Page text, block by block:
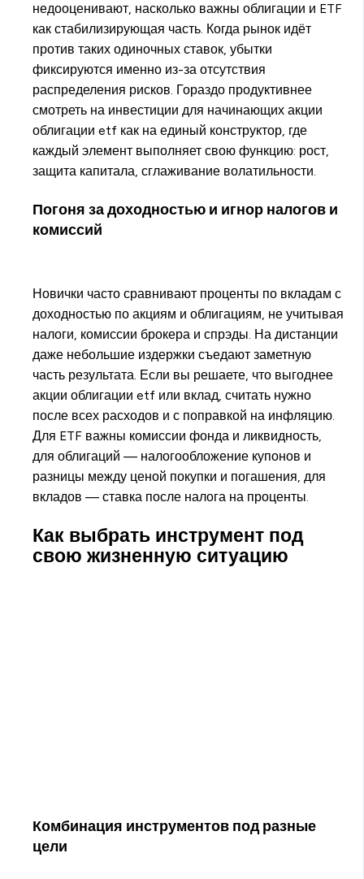
недооценивают, насколько важны облигации и ETF
как стабилизирующая часть. Когда рынок идёт
против таких одиночных ставок, убытки
фиксируются именно из-за отсутствия
распределения рисков. Гораздо продуктивнее
смотреть на инвестиции для начинающих акции
облигации etf как на единый конструктор, где
каждый элемент выполняет свою функцию: рост,
защита капитала, сглаживание волатильности.
Погоня за доходностью и игнор налогов и
комиссий
Новички часто сравнивают проценты по вкладам с
доходностью по акциям и облигациям, не учитывая
налоги, комиссии брокера и спрэды. На дистанции
даже небольшие издержки съедают заметную
часть результата. Если вы решаете, что выгоднее
акции облигации etf или вклад, считать нужно
после всех расходов и с поправкой на инфляцию.
Для ETF важны комиссии фонда и ликвидность,
для облигаций — налогообложение купонов и
разницы между ценой покупки и погашения, для
вкладов — ставка после налога на проценты.
Как выбрать инструмент под
свою жизненную ситуацию
Комбинация инструментов под разные
цели